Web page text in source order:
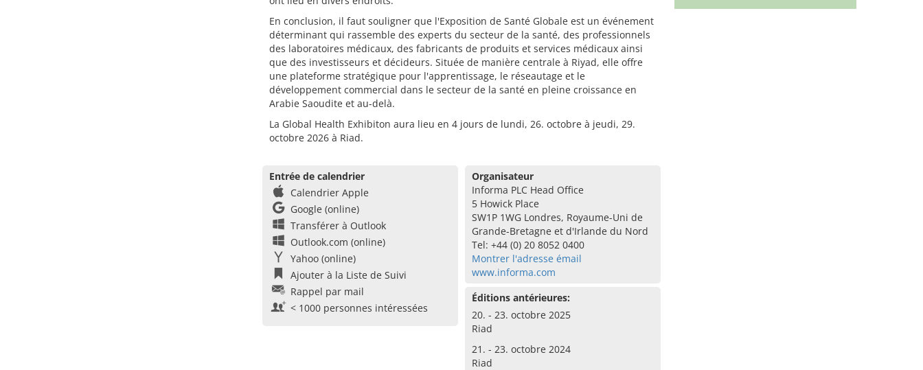
En conclusion, il faut souligner que l'Exposition de Santé Globale est un événement
déterminant qui rassemble des experts du secteur de la santé, des professionnels
des laboratoires médicaux, des fabricants de produits et services médicaux ainsi
que des investisseurs et décideurs. Située de manière centrale à Riyad, elle offre
une plateforme stratégique pour l'apprentissage, le réseautage et le
développement commercial dans le secteur de la santé en pleine croissance en
Arabie Saoudite et au-delà.
La Global Health Exhibiton aura lieu en 4 jours de lundi, 26. octobre à jeudi, 29.
octobre 2026 à Riad.
Entrée de calendrier
Calendrier Apple
Google (online)
Transférer à Outlook
Outlook.com (online)
Yahoo (online)
Ajouter à la Liste de Suivi
Rappel par mail
< 1000 personnes intéressées
Organisateur
Informa PLC Head Office
5 Howick Place
SW1P 1WG Londres, Royaume-Uni de
Grande-Bretagne et d'Irlande du Nord
Tel: +44 (0) 20 8052 0400
Montrer l'adresse émail
www.informa.com
Éditions antérieures:
20. - 23. octobre 2025
Riad
21. - 23. octobre 2024
Riad